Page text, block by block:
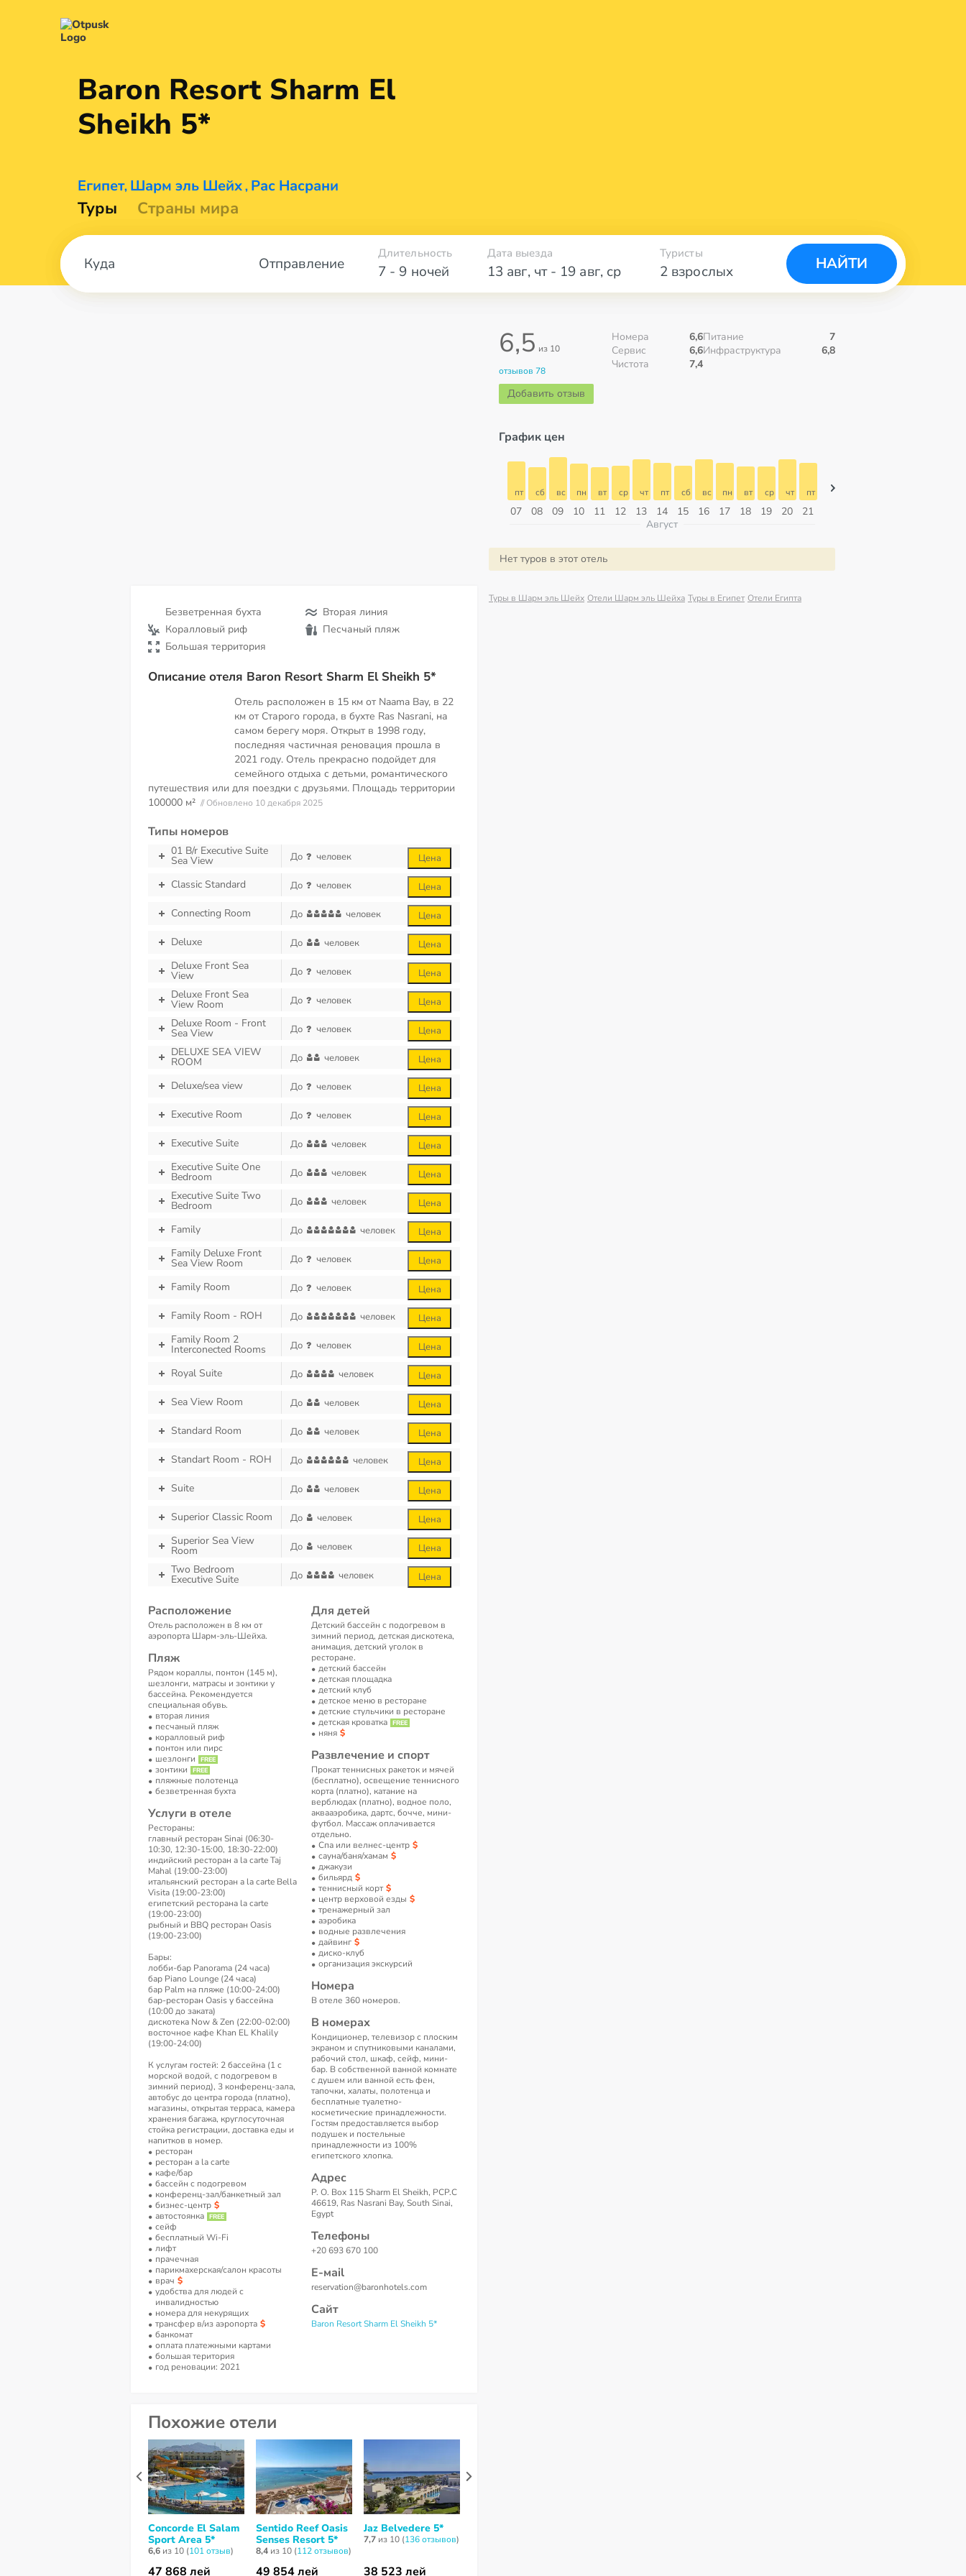
Baron Resort Sharm El
Sheikh 5*
Египет, Шарм эль Шейх , Рас Насрани
Туры Страны мира
Отправление 7 - 9 ночей
Длительность Дата выезда
13 авг, чт- 19 авг, ср 2 взрослых
Туристы
НАЙТИ
Безветренная бухта
Вторая линия
Коралловый риф
Песчаный пляж
Большая территория
Описание отеля Baron Resort Sharm El Sheikh 5*
Отель расположен в 15 км от Naama Bay, в 22
км от Старого города, в бухте Ras Nasrani, на
самом берегу моря. Открыт в 1998 году,
последняя частичная реновация прошла в
2021 году. Отель прекрасно подойдет для
семейного отдыха с детьми, романтического
путешествия или для поездки с друзьями. Площадь территории
100000 м² // Обновлено 10 декабря 2025
Типы номеров
01 B/r Executive Suite
Sea View До человек Цена
Classic Standard До человек Цена
Connecting Room До человек Цена
Deluxe До человек Цена
Deluxe Front Sea
View До человек Цена
Deluxe Front Sea
View Room До человек Цена
Deluxe Room - Front
Sea View До человек Цена
DELUXE SEA VIEW
ROOM До человек Цена
Deluxe/sea view До человек Цена
Executive Room До человек Цена
Executive Suite До человек Цена
Executive Suite One
Bedroom До человек Цена
Executive Suite Two
Bedroom До человек Цена
Family До человек Цена
Family Deluxe Front
Sea View Room До человек Цена
Family Room До человек Цена
Family Room - ROH До человек Цена
Family Room 2
Interconected Rooms До человек Цена
Royal Suite До человек Цена
Sea View Room До человек Цена
Standard Room До человек Цена
Standart Room - ROH До человек Цена
Suite До человек Цена
Superior Classic Room До человек Цена
Superior Sea View
Room До человек Цена
Two Bedroom
Executive Suite До человек Цена
Расположение
Отель расположен в 8 км от
аэропорта Шарм-эль-Шейха.
Пляж
Рядом кораллы, понтон (145 м),
шезлонги, матрасы и зонтики у
бассейна. Рекомендуется
специальная обувь.
вторая линия
песчаный пляж
коралловый риф
понтон или пирс
шезлонги
зонтики
пляжные полотенца
безветренная бухта
Услуги в отеле
Рестораны:
главный ресторан Sinai (06:30-
10:30, 12:30-15:00, 18:30-22:00)
индийский ресторан a la carte Taj
Mahal (19:00-23:00)
итальянский ресторан a la carte Bella
Visita (19:00-23:00)
египетский ресторанa la carte
(19:00-23:00)
рыбный и BBQ ресторан Oasis
(19:00-23:00)
Бары:
лобби-бар Panorama (24 часа)
бар Piano Lounge (24 часа)
бар Palm на пляже (10:00-24:00)
бар-ресторан Oasis у бассейна
(10:00 до заката)
дискотека Now & Zen (22:00-02:00)
восточное кафе Khan EL Khalily
(19:00-24:00)
К услугам гостей: 2 бассейна (1 с
морской водой, с подогревом в
зимний период), 3 конференц-зала,
автобус до центра города (платно),
магазины, открытая терраса, камера
хранения багажа, круглосуточная
стойка регистрации, доставка еды и
напитков в номер.
ресторан
ресторан a la carte
кафе/бар
бассейн с подогревом
конференц-зал/банкетный зал
бизнес-центр
автостоянка
сейф
бесплатный Wi-Fi
лифт
прачечная
парикмахерская/салон красоты
врач
удобства для людей с
инвалидностью
номера для некурящих
трансфер в/из аэропорта
банкомат
оплата платежными картами
большая територия
год реновации: 2021
Для детей
Детский бассейн с подогревом в
зимний период, детская дискотека,
анимация, детский уголок в
ресторане.
детский бассейн
детская площадка
детский клуб
детское меню в ресторане
детские стульчики в ресторане
детская кроватка
няня
Развлечение и спорт
Прокат теннисных ракеток и мячей
(бесплатно), освещение теннисного
корта (платно), катание на
верблюдах (платно), водное поло,
аквааэробика, дартс, бочче, мини-
футбол. Массаж оплачивается
отдельно.
Спа или велнес-центр
сауна/баня/хамам
джакузи
бильярд
теннисный корт
центр верховой езды
тренажерный зал
аэробика
водные развлечения
дайвинг
диско-клуб
организация экскурсий
Номера
В отеле 360 номеров.
В номерах
Кондиционер, телевизор с плоским
экраном и спутниковыми каналами,
рабочий стол, шкаф, сейф, мини-
бар. В собственной ванной комнате
с душем или ванной есть фен,
тапочки, халаты, полотенца и
бесплатные туалетно-
косметические принадлежности.
Гостям предоставляется выбор
подушек и постельные
принадлежности из 100%
египетского хлопка.
Адрес
P. O. Box 115 Sharm El Sheikh, PCP.C
46619, Ras Nasrani Bay, South Sinai,
Egypt
Телефоны
+20 693 670 100
Е-маil
reservation@baronhotels.com
Сайт
Baron Resort Sharm El Sheikh 5*
6,5 из 10
отзывов 78
Добавить отзыв
Номера
6,6
Сервис
6,6
Чистота
7,4
Питание
7
Инфраструктура
6,8
График цен
07
пт
08
сб
09
вс
10
пн
11
вт
12
ср
13
чт
14
пт
15
сб
16
вс
17
пн
18
вт
19
ср
20
чт
21
пт
Август
Нет туров в этот отель
Туры в Шарм эль Шейх Отели Шарм эль Шейха Туры в Египет Отели Египта
Похожие отели
Concorde El Salam
Sport Area 5*
6,6 из 10 (101 отзыв)
47 868 лей
Sentido Reef Oasis
Senses Resort 5*
8,4 из 10 (112 отзывов)
49 854 лей
Jaz Belvedere 5*
7,7 из 10 (136 отзывов)
38 523 лей